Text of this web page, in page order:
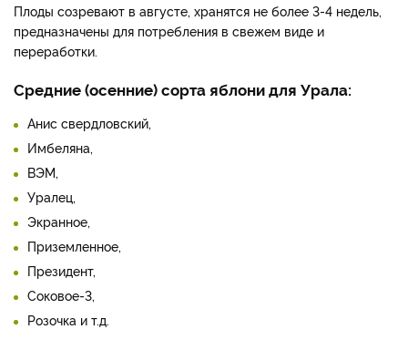
Плоды созревают в августе, хранятся не более 3-4 недель,
предназначены для потребления в свежем виде и
переработки.
Средние (осенние) сорта яблони для Урала:
Анис свердловский,
Имбеляна,
ВЭМ,
Уралец,
Экранное,
Приземленное,
Президент,
Соковое-3,
Розочка и т.д.